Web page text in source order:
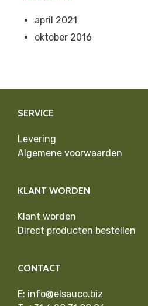
april 2021
oktober 2016
SERVICE
Levering
Algemene voorwaarden
KLANT WORDEN
Klant worden
Direct producten bestellen
CONTACT
E: info@elsauco.biz